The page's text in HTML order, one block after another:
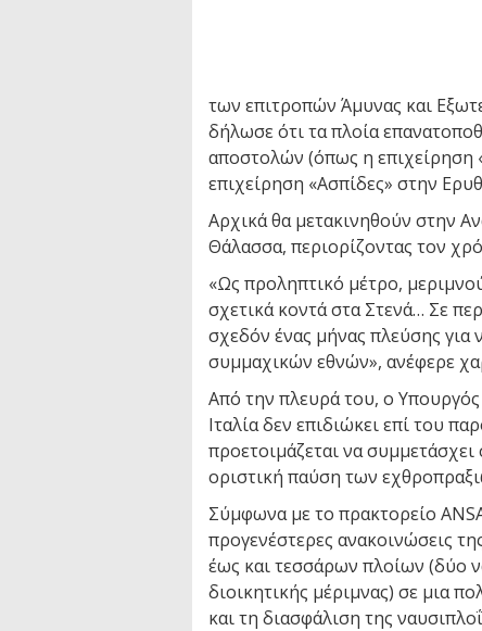
των επιτροπών Άμυνας και
δήλωσε ότι τα πλοία
αποστολών (όπως η επιχείρηση
επιχείρηση «Ασπίδες» στην
Αρχικά θα μετακινηθούν στην
Θάλασσα, περιορίζοντας τον
«Ως προληπτικό μέτρο,
σχετικά κοντά στα Στενά… Σε
σχεδόν ένας μήνας πλεύσης
συμμαχικών εθνών», ανέφερε
Από την πλευρά του, ο
Ιταλία δεν επιδιώκει επί του
προετοιμάζεται να
οριστική παύση των
Σύμφωνα με το πρακτορείο
προγενέστερες ανακοινώσεις
έως και τεσσάρων πλοίων (δύο
διοικητικής μέριμνας) σε μια
και τη διασφάλιση της